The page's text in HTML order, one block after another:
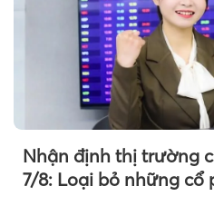
Nhận định thị trường
7/8: Loại bỏ những cổ